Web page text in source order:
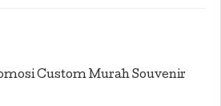
Custom Murah Souvenir